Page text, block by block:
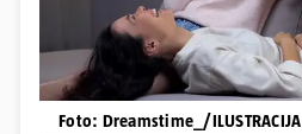
Foto: Dreamstime_/ILUSTRACIJA